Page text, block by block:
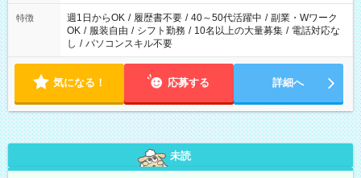
特徴 週1日からOK / 履歴書不要 / 40～50代活躍中 / 副業・Wワーク
OK / 服装自由 / シフト勤務 / 10名以上の大量募集 / 電話対応な
し / パソコンスキル不要
気になる！ 応募する 詳細へ
未読